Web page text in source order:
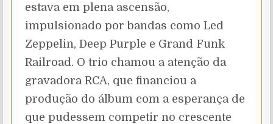
estava em plena ascensão,
impulsionado por bandas como Led
Zeppelin, Deep Purple e Grand Funk
Railroad. O trio chamou a atenção da
gravadora RCA, que financiou a
produção do álbum com a esperança de
que pudessem competir no crescente